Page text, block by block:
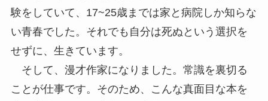
験をしていて、17~25歳までは家と病院しか知らな
い青春でした。それでも自分は死ぬという選択を
せずに、生きています。
そして、漫才作家になりました。常識を裏切る
ことが仕事です。そのため、こんな真面目な本を